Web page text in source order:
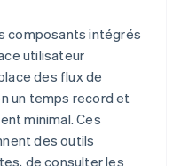
composants intégrés
utilisateur
des flux de
un temps record et
minimal. Ces
des outils
de consulter les